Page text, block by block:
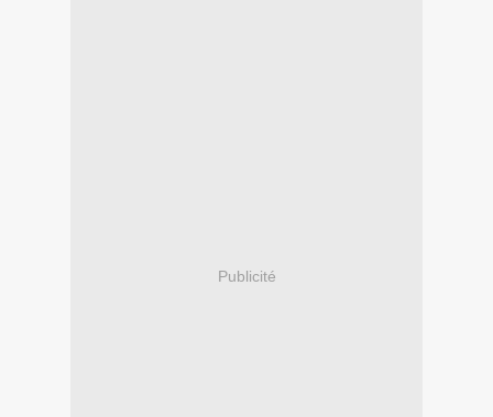
Publicité